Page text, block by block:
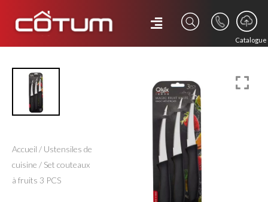
Catalogue
Accueil / Ustensiles de
cuisine / Set couteaux
à fruits 3 PCS